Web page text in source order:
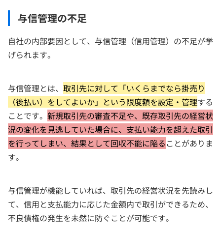
与信管理の不足
自社の内部要因として、与信管理（信用管理）の不足が挙
げられます。
与信管理とは、 取引先に対して「いくらまでなら掛売り
（後払い）をしてよいか」という限度額を設定・管理する
ことです。 新規取引先の審査不足や、既存取引先の経営状
況の変化を見逃していた場合に、支払い能力を超えた取引
を行ってしまい、結果として回収不能に陥ることがありま
す。
与信管理が機能していれば、取引先の経営状況を先読みし
て、信用と支払能力に応じた金額内で取引ができるため、
不良債権の発生を未然に防ぐことが可能です。